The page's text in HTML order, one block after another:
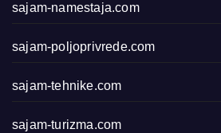
sajam-namestaja.com
sajam-poljoprivrede.com
sajam-tehnike.com
sajam-turizma.com